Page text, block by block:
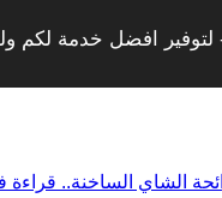
لتوفير افضل خدمة لكم
الشاي الساخنة..